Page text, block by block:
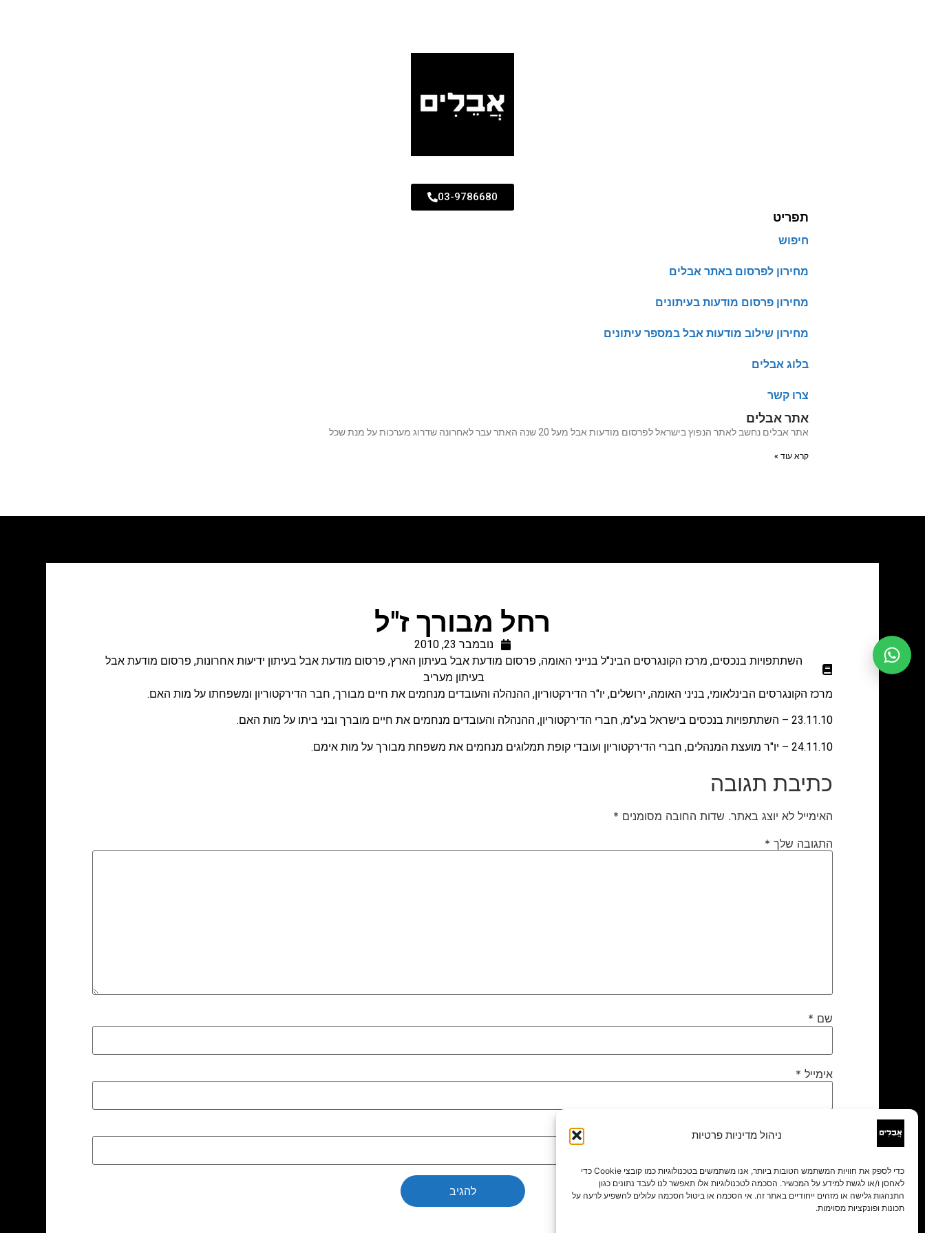
ניהול מדיניות פרטיות
כדי לספק את חוויות המשתמש הטובות ביותר, אנו משתמשים בטכנולוגיות כמו קובצי Cookie כדי
לאחסן ו/או לגשת למידע על המכשיר. הסכמה לטכנולוגיות אלו תאפשר לנו לעבד נתונים כגון
התנהגות גלישה או מזהים ייחודיים באתר זה. אי הסכמה או ביטול הסכמה עלולים להשפיע לרעה על
תכונות ופונקציות מסוימות.
03-9786680
תפריט
חיפוש
מחירון לפרסום באתר אבלים
מחירון פרסום מודעות בעיתונים
מחירון שילוב מודעות אבל במספר עיתונים
בלוג אבלים
צרו קשר
אתר אבלים
אתר אבלים נחשב לאתר הנפוץ בישראל לפרסום מודעות אבל מעל 20 שנה האתר עבר לאחרונה שדרוג מערכות על מנת שכל
קרא עוד »
רחל מבורך ז"ל
נובמבר 23, 2010
השתתפויות בנכסים, מרכז הקונגרסים הבינ"ל בנייני האומה, פרסום מודעת אבל בעיתון הארץ, פרסום מודעת אבל בעיתון ידיעות אחרונות, פרסום מודעת אבל
בעיתון מעריב
מרכז הקונגרסים הבינלאומי, בניני האומה, ירושלים, יו"ר הדירקטוריון, ההנהלה והעובדים מנחמים את חיים מבורך, חבר הדירקטוריון ומשפחתו על מות האם.
23.11.10 – השתתפויות בנכסים בישראל בע"מ, חברי הדירקטוריון, ההנהלה והעובדים מנחמים את חיים מוברך ובני ביתו על מות האם.
24.11.10 – יו"ר מועצת המנהלים, חברי הדירקטוריון ועובדי קופת תמלוגים מנחמים את משפחת מבורך על מות אימם.
כתיבת תגובה
האימייל לא יוצג באתר. שדות החובה מסומנים *
התגובה שלך *
שם *
אימייל *